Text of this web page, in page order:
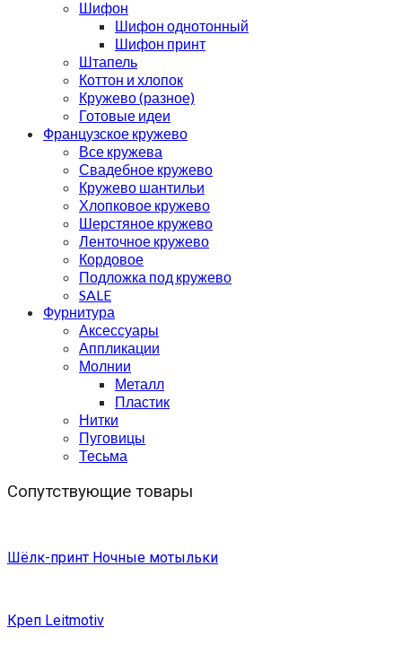
Шифон
Шифон однотонный
Шифон принт
Штапель
Коттон и хлопок
Кружево (разное)
Готовые идеи
Французское кружево
Все кружева
Свадебное кружево
Кружево шантильи
Хлопковое кружево
Шерстяное кружево
Ленточное кружево
Кордовое
Подложка под кружево
SALE
Фурнитура
Аксессуары
Аппликации
Молнии
Металл
Пластик
Нитки
Пуговицы
Тесьма
Сопутствующие товары
Шёлк-принт Ночные мотыльки
Креп Leitmotiv